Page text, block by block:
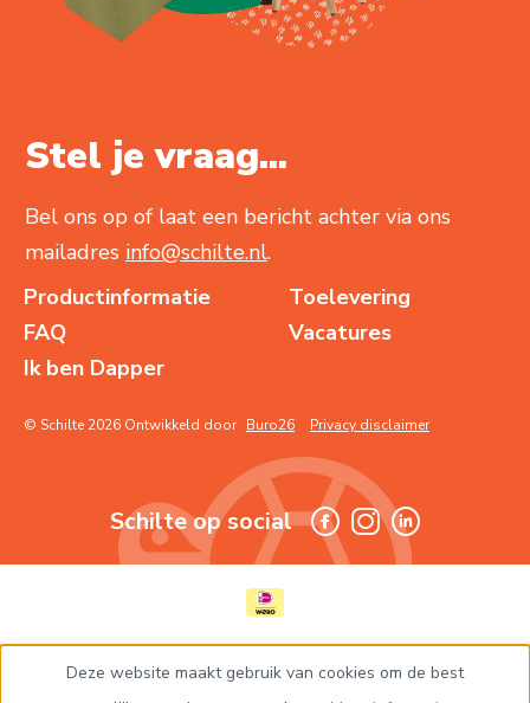
Stel je vraag...
Bel ons op of laat een bericht achter via ons
mailadres info@schilte.nl.
Productinformatie
Toelevering
FAQ
Vacatures
Ik ben Dapper
© Schilte 2026 Ontwikkeld door Buro26 Privacy disclaimer
Schilte op social
Deze website maakt gebruik van cookies om de best